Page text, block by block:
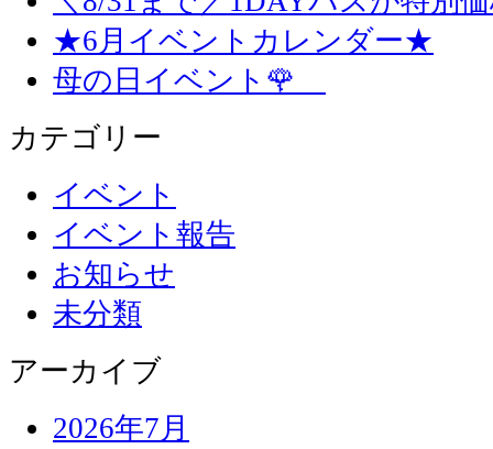
★6月イベントカレンダー★
母の日イベント🌹
カテゴリー
イベント
イベント報告
お知らせ
未分類
アーカイブ
2026年7月